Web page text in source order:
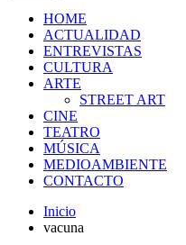
HOME
ACTUALIDAD
ENTREVISTAS
CULTURA
ARTE
STREET ART
CINE
TEATRO
MÚSICA
MEDIOAMBIENTE
CONTACTO
Inicio
vacuna